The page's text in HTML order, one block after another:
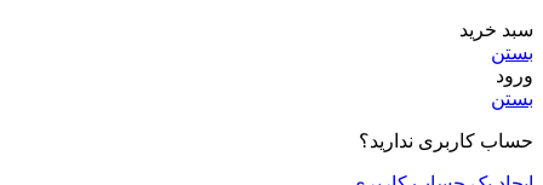
سبد خرید
بستن
ورود
بستن
حساب کاربری ندارید؟